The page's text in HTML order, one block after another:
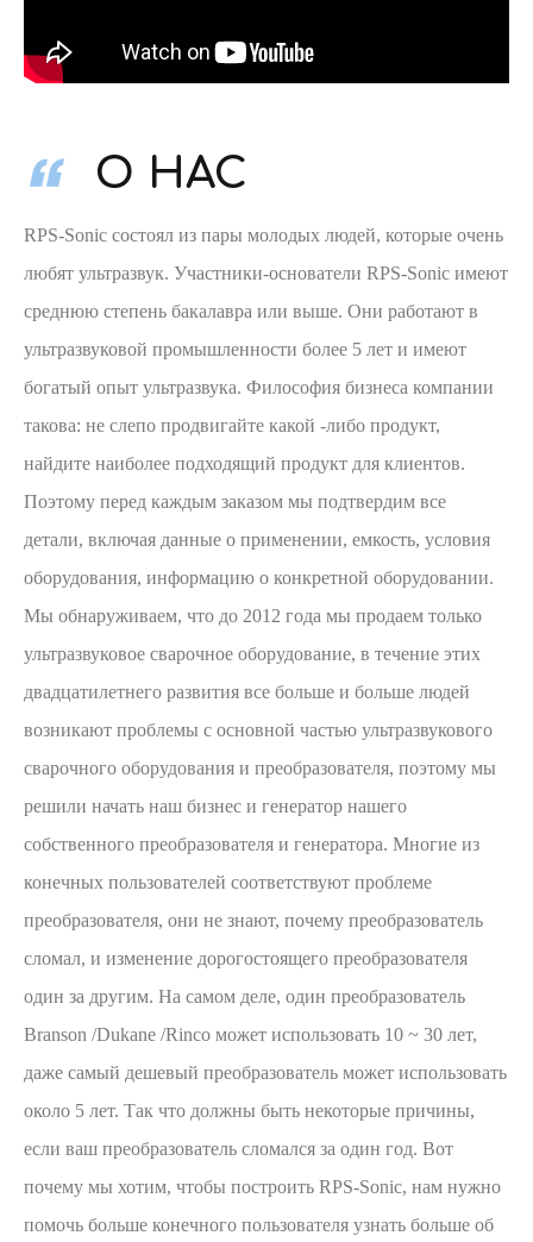
О НАС
RPS-Sonic состоял из пары молодых людей, которые очень
любят ультразвук. Участники-основатели RPS-Sonic имеют
среднюю степень бакалавра или выше. Они работают в
ультразвуковой промышленности более 5 лет и имеют
богатый опыт ультразвука. Философия бизнеса компании
такова: не слепо продвигайте какой -либо продукт,
найдите наиболее подходящий продукт для клиентов.
Поэтому перед каждым заказом мы подтвердим все
детали, включая данные о применении, емкость, условия
оборудования, информацию о конкретной оборудовании.
Мы обнаруживаем, что до 2012 года мы продаем только
ультразвуковое сварочное оборудование, в течение этих
двадцатилетнего развития все больше и больше людей
возникают проблемы с основной частью ультразвукового
сварочного оборудования и преобразователя, поэтому мы
решили начать наш бизнес и генератор нашего
собственного преобразователя и генератора. Многие из
конечных пользователей соответствуют проблеме
преобразователя, они не знают, почему преобразователь
сломал, и изменение дорогостоящего преобразователя
один за другим. На самом деле, один преобразователь
Branson /Dukane /Rinco может использовать 10 ~ 30 лет,
даже самый дешевый преобразователь может использовать
около 5 лет. Так что должны быть некоторые причины,
если ваш преобразователь сломался за один год. Вот
почему мы хотим, чтобы построить RPS-Sonic, нам нужно
помочь больше конечного пользователя узнать больше об